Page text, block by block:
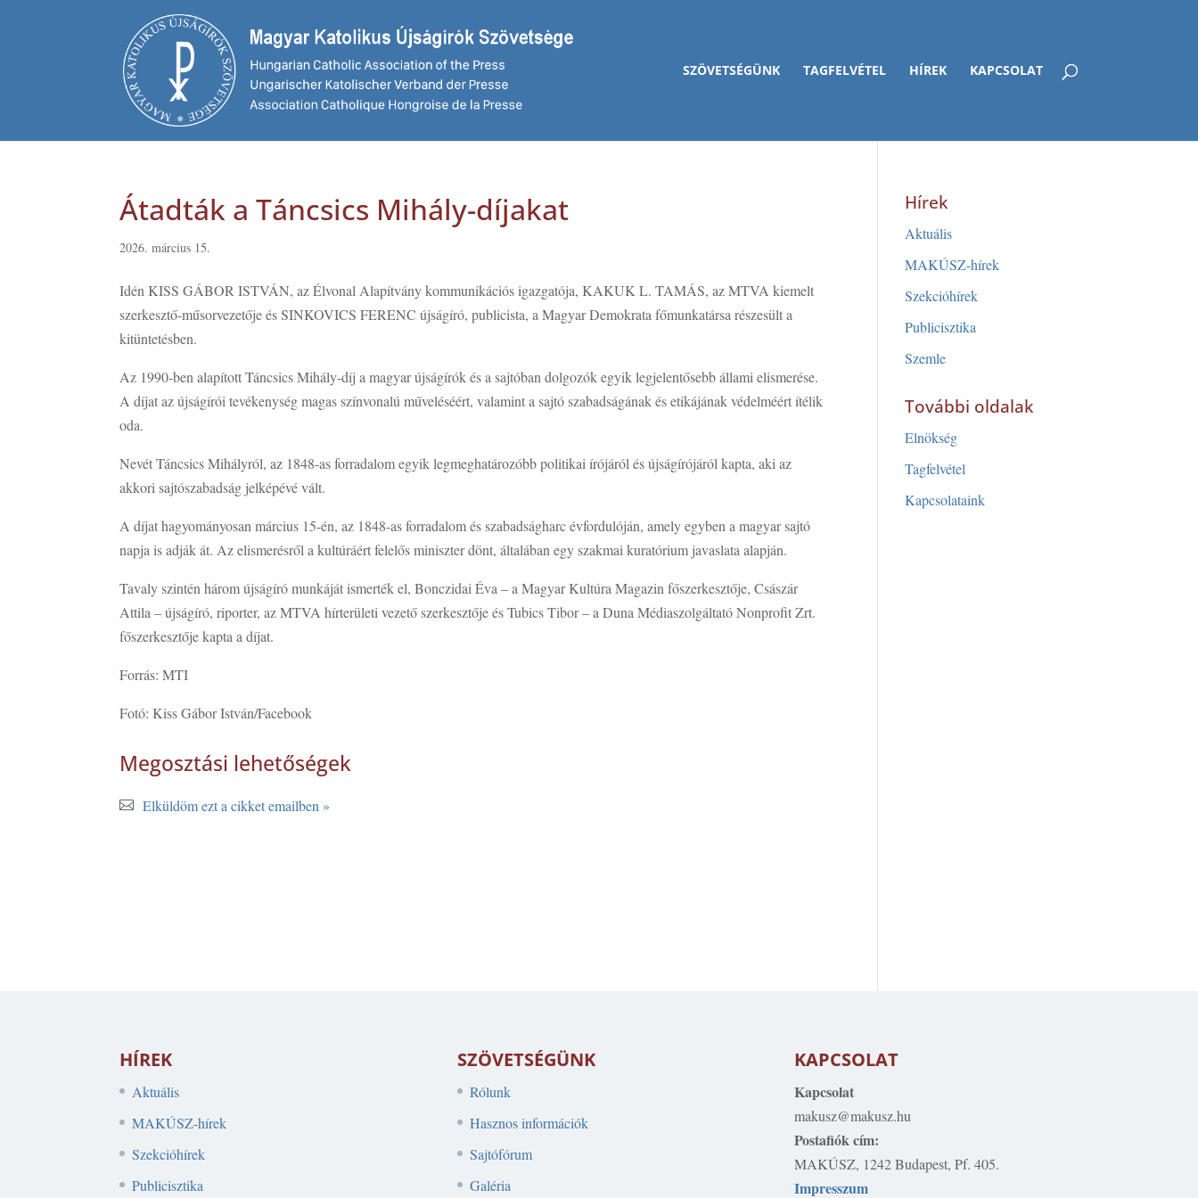
SZÖVETSÉGÜNK TAGFELVÉTEL HÍREK KAPCSOLAT
Átadták a Táncsics Mihály-díjakat
2026. március 15.
Idén KISS GÁBOR ISTVÁN, az Élvonal Alapítvány kommunikációs igazgatója, KAKUK L. TAMÁS, az MTVA kiemelt
szerkesztő-műsorvezetője és SINKOVICS FERENC újságíró, publicista, a Magyar Demokrata főmunkatársa részesült a
kitüntetésben.
Az 1990-ben alapított Táncsics Mihály-díj a magyar újságírók és a sajtóban dolgozók egyik legjelentősebb állami elismerése.
A díjat az újságírói tevékenység magas színvonalú műveléséért, valamint a sajtó szabadságának és etikájának védelméért ítélik
oda.
Nevét Táncsics Mihályról, az 1848-as forradalom egyik legmeghatározóbb politikai írójáról és újságírójáról kapta, aki az
akkori sajtószabadság jelképévé vált.
A díjat hagyományosan március 15-én, az 1848-as forradalom és szabadságharc évfordulóján, amely egyben a magyar sajtó
napja is adják át. Az elismerésről a kultúráért felelős miniszter dönt, általában egy szakmai kuratórium javaslata alapján.
Tavaly szintén három újságíró munkáját ismerték el, Bonczidai Éva – a Magyar Kultúra Magazin főszerkesztője, Császár
Attila – újságíró, riporter, az MTVA hírterületi vezető szerkesztője és Tubics Tibor – a Duna Médiaszolgáltató Nonprofit Zrt.
főszerkesztője kapta a díjat.
Forrás: MTI
Fotó: Kiss Gábor István/Facebook
Megosztási lehetőségek
Elküldöm ezt a cikket emailben »
Hírek
Aktuális
MAKÚSZ-hírek
Szekcióhírek
Publicisztika
Szemle
További oldalak
Elnökség
Tagfelvétel
Kapcsolataink
HÍREK
Aktuális
MAKÚSZ-hírek
Szekcióhírek
Publicisztika
SZÖVETSÉGÜNK
Rólunk
Hasznos információk
Sajtófórum
Galéria
KAPCSOLAT
Kapcsolat
makusz@makusz.hu
Postafiók cím:
MAKÚSZ, 1242 Budapest, Pf. 405.
Impresszum